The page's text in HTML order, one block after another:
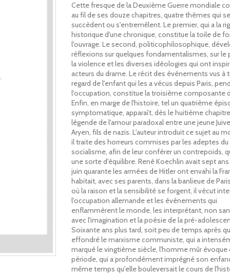
Cette fresque de la Deuxième Guerre mondiale
au fil de ses douze chapitres, quatre thèmes qui se
succèdent ou s'entremêlent. Le premier, qui a la
historique d'une chronique, constitue la toile de
l'ouvrage. Le second, politicophilosophique,
réflexions sur quelques fondamentalismes, sur le
la violence et les diverses idéologies qui ont
acteurs du drame. Le récit des événements vus à
regard de l'enfant qui les a vécus depuis Paris,
l'occupation, constitue la troisième composante
Enfin, en marge de l'histoire, tel un quatrième
symptomatique, apparaît, dès le huitième
légende de l'amour paradoxal entre une jeune
Aryen, fils de nazis. L'auteur introduit ce sujet au
il traite des horreurs commises par les adeptes
socialisme, afin de leur conférer un contrepoids,
une sorte d'équilibre. René Koechlin avait sept
juin quarante les armées de Hitler ont envahi la
habitait, avec ses parents, dans la banlieue de
où la raison et la sensibilité se forgent, il vécut
l'occupation allemande et les événements qui
enflammèrent le monde, les interprétant, non
avec l'imagination et la poésie de la pré-
Soixante ans plus tard, soit peu de temps après
effondré le marxisme communiste, qui a
marqué le vingtième siècle, l'homme mûr
période, qui a profondément imprégné son
même temps qu'elle bouleversait le cours de